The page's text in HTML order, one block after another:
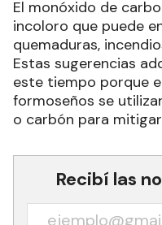
El monóxido de
incoloro que puede
quemaduras,
Estas sugerencias
este tiempo porque
formoseños se
o carbón para
Recibí las